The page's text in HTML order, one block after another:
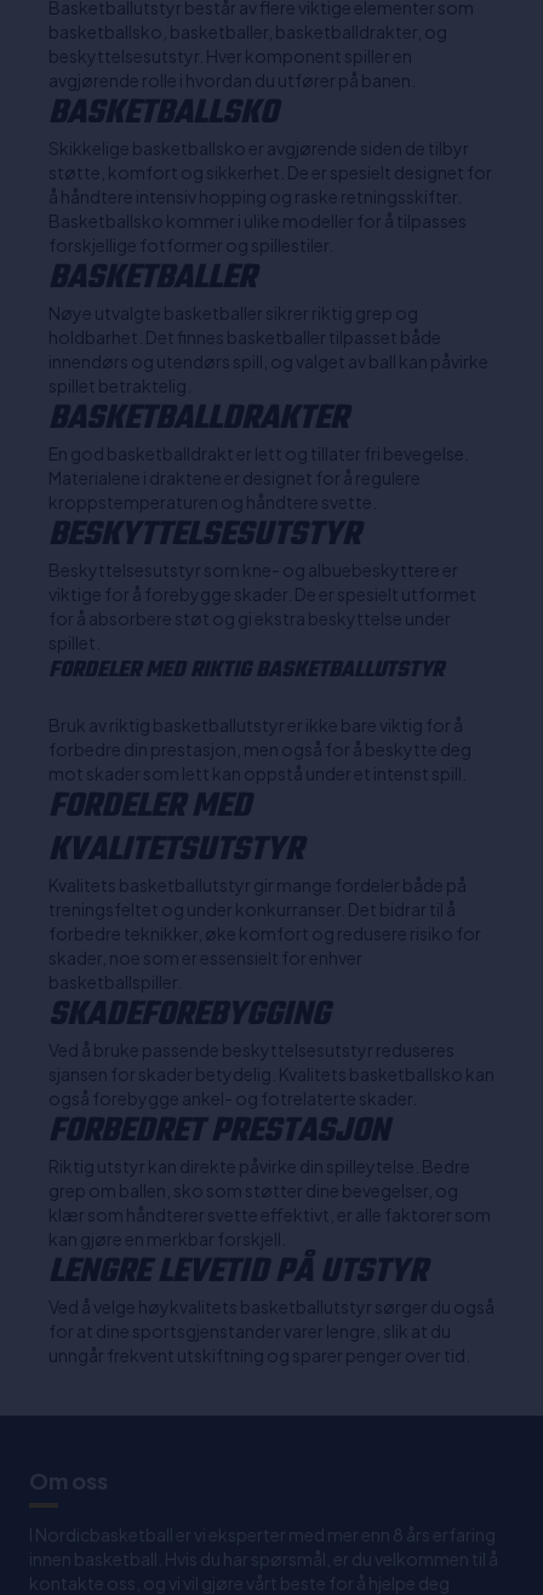
Basketballutstyr består av flere viktige elementer som
basketballsko, basketballer, basketballdrakter, og
beskyttelsesutstyr. Hver komponent spiller en
avgjørende rolle i hvordan du utfører på banen.
BASKETBALLSKO
Skikkelige basketballsko er avgjørende siden de tilbyr
støtte, komfort og sikkerhet. De er spesielt designet for
å håndtere intensiv hopping og raske retningsskifter.
Basketballsko kommer i ulike modeller for å tilpasses
forskjellige fotformer og spillestiler.
BASKETBALLER
Nøye utvalgte basketballer sikrer riktig grep og
holdbarhet. Det finnes basketballer tilpasset både
innendørs og utendørs spill, og valget av ball kan påvirke
spillet betraktelig.
BASKETBALLDRAKTER
En god basketballdrakt er lett og tillater fri bevegelse.
Materialene i draktene er designet for å regulere
kroppstemperaturen og håndtere svette.
BESKYTTELSESUTSTYR
Beskyttelsesutstyr som kne- og albuebeskyttere er
viktige for å forebygge skader. De er spesielt utformet
for å absorbere støt og gi ekstra beskyttelse under
spillet.
FORDELER MED RIKTIG BASKETBALLUTSTYR
Bruk av riktig basketballutstyr er ikke bare viktig for å
forbedre din prestasjon, men også for å beskytte deg
mot skader som lett kan oppstå under et intenst spill.
FORDELER MED
KVALITETSUTSTYR
Kvalitets basketballutstyr gir mange fordeler både på
treningsfeltet og under konkurranser. Det bidrar til å
forbedre teknikker, øke komfort og redusere risiko for
skader, noe som er essensielt for enhver
basketballspiller.
SKADEFOREBYGGING
Ved å bruke passende beskyttelsesutstyr reduseres
sjansen for skader betydelig. Kvalitets basketballsko kan
også forebygge ankel- og fotrelaterte skader.
FORBEDRET PRESTASJON
Riktig utstyr kan direkte påvirke din spilleytelse. Bedre
grep om ballen, sko som støtter dine bevegelser, og
klær som håndterer svette effektivt, er alle faktorer som
kan gjøre en merkbar forskjell.
LENGRE LEVETID PÅ UTSTYR
Ved å velge høykvalitets basketballutstyr sørger du også
for at dine sportsgjenstander varer lengre, slik at du
unngår frekvent utskiftning og sparer penger over tid.
Om oss
I Nordicbasketball er vi eksperter med mer enn 8 års erfaring
innen basketball. Hvis du har spørsmål, er du velkommen til å
kontakte oss, og vi vil gjøre vårt beste for å hjelpe deg